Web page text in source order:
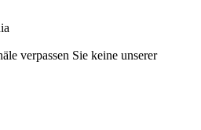
verpassen Sie keine unserer